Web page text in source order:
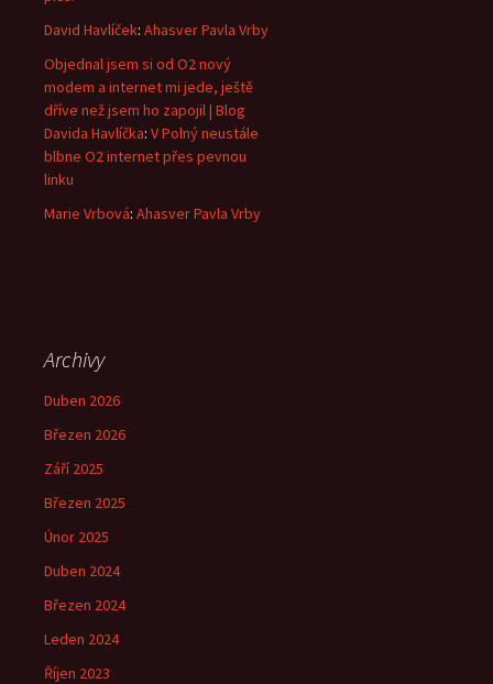
David Havlíček: Ahasver Pavla Vrby
Objednal jsem si od O2 nový
modem a internet mi jede, ještě
dříve než jsem ho zapojil | Blog
Davida Havlíčka: V Polný neustále
blbne O2 internet přes pevnou
linku
Marie Vrbová: Ahasver Pavla Vrby
Archivy
Duben 2026
Březen 2026
Září 2025
Březen 2025
Únor 2025
Duben 2024
Březen 2024
Leden 2024
Říjen 2023